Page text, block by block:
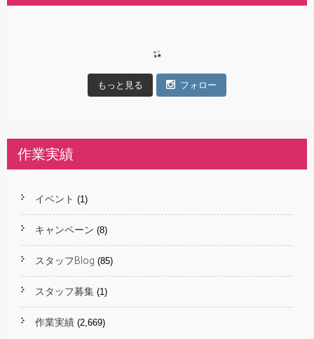
もっと見る フォロー
作業実績
イベント (1)
キャンペーン (8)
スタッフBlog (85)
スタッフ募集 (1)
作業実績 (2,669)